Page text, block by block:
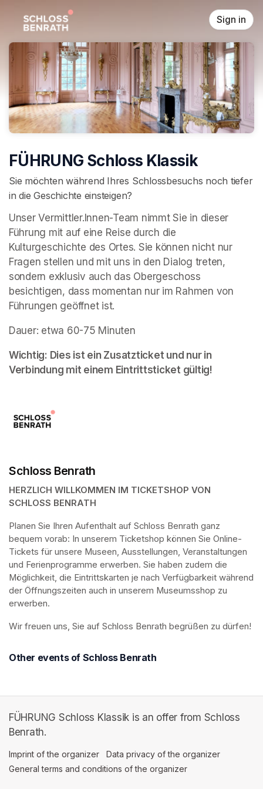
Sign in
FÜHRUNG Schloss Klassik
Sie möchten während Ihres Schlossbesuchs noch tiefer
in die Geschichte einsteigen?
Unser Vermittler.Innen-Team nimmt Sie in dieser
Führung mit auf eine Reise durch die
Kulturgeschichte des Ortes. Sie können nicht nur
Fragen stellen und mit uns in den Dialog treten,
sondern exklusiv auch das Obergeschoss
besichtigen, dass momentan nur im Rahmen von
Führungen geöffnet ist.
Dauer: etwa 60-75 Minuten
Wichtig: Dies ist ein Zusatzticket und nur in
Verbindung mit einem Eintrittsticket gültig!
Schloss Benrath
HERZLICH WILLKOMMEN IM TICKETSHOP VON
SCHLOSS BENRATH
Planen Sie Ihren Aufenthalt auf Schloss Benrath ganz
bequem vorab: In unserem Ticketshop können Sie Online-
Tickets für unsere Museen, Ausstellungen, Veranstaltungen
und Ferienprogramme erwerben. Sie haben zudem die
Möglichkeit, die Eintrittskarten je nach Verfügbarkeit während
der Öffnungszeiten auch in unserem Museumsshop zu
erwerben.
Wir freuen uns, Sie auf Schloss Benrath begrüßen zu dürfen!
Other events of Schloss Benrath
FÜHRUNG Schloss Klassik is an offer from Schloss
Benrath.
Imprint of the organizer (opens in a new tab)
Data privacy of the organizer
General terms and conditions of the organizer